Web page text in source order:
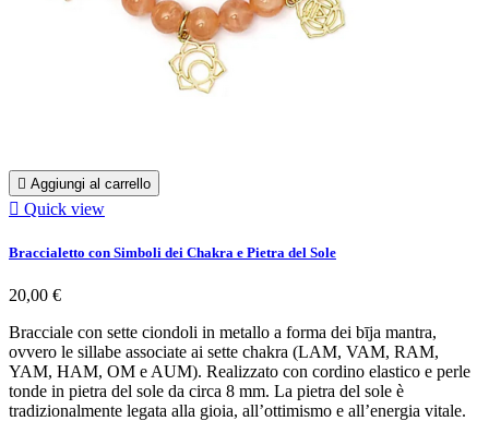
 Aggiungi al carrello
 Quick view
Braccialetto con Simboli dei Chakra e Pietra del Sole
20,00 €
Bracciale con sette ciondoli in metallo a forma dei bīja mantra,
ovvero le sillabe associate ai sette chakra (LAM, VAM, RAM,
YAM, HAM, OM e AUM). Realizzato con cordino elastico e perle
tonde in pietra del sole da circa 8 mm. La pietra del sole è
tradizionalmente legata alla gioia, all’ottimismo e all’energia vitale.